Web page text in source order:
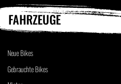
FAHRZEUGE
Neue Bikes
Gebrauchte Bikes